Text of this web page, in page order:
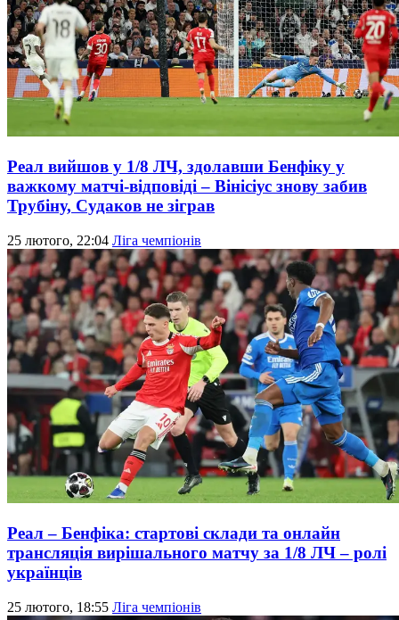
Реал вийшов у 1/8 ЛЧ, здолавши Бенфіку у
важкому матчі-відповіді – Вінісіус знову забив
Трубіну, Судаков не зіграв
25 лютого, 22:04 Ліга чемпіонів
Реал – Бенфіка: стартові склади та онлайн
трансляція вирішального матчу за 1/8 ЛЧ – ролі
українців
25 лютого, 18:55 Ліга чемпіонів